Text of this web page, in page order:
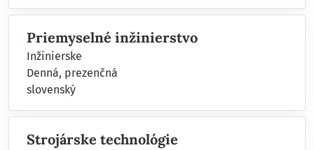
Priemyselné inžinierstvo
Inžinierske
Denná, prezenčná
slovenský
Strojárske technológie